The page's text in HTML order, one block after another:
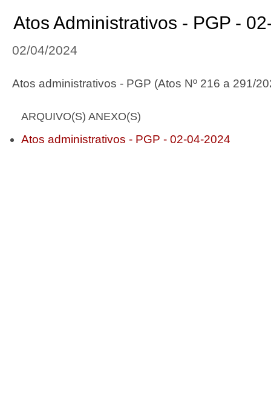
Atos Administrativos - PGP -
02/04/2024
Atos administrativos - PGP (Atos Nº 216 a 291/
ARQUIVO(S) ANEXO(S)
Atos administrativos - PGP - 02-04-2024